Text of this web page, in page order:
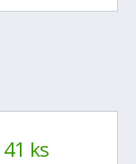
41 ks